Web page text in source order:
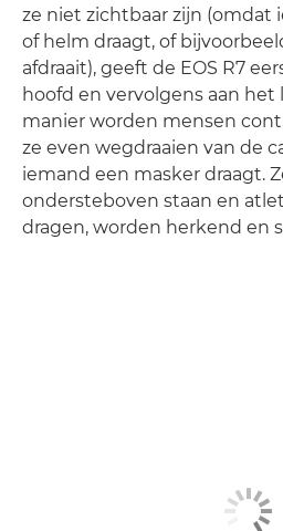
ze niet zichtbaar zijn (omdat
of helm draagt, of
afdraait), geeft de EOS R7
hoofd en vervolgens aan het
manier worden mensen
ze even wegdraaien van de
iemand een masker draagt.
ondersteboven staan en
dragen, worden herkend en